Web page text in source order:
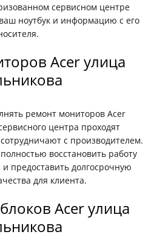
сервисном центре
ноутбук и информацию с его
Acer улица
ремонт мониторов Acer
центра проходят
с производителем.
восстановить работу
предоставить долгосрочную
для клиента.
Acer улица